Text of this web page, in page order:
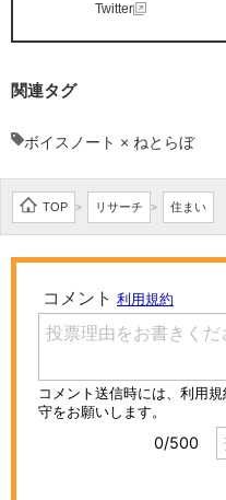
Twitter
関連タグ
ボイスノート × ねとらぼ
TOP > リサーチ > 住まい